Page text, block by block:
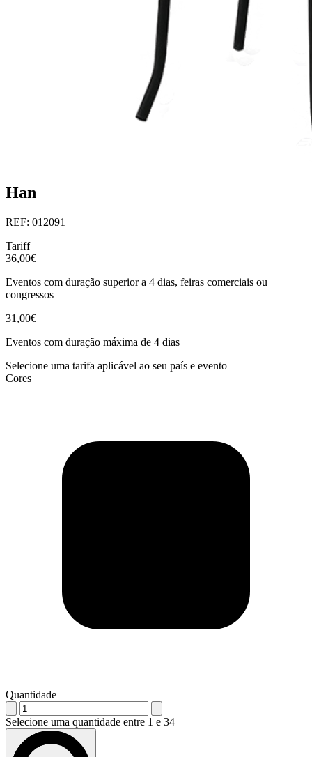
Han
REF: 012091
Tariff
36,00€
Eventos com duração superior a 4 dias, feiras comerciais ou
congressos
31,00€
Eventos com duração máxima de 4 dias
Selecione uma tarifa aplicável ao seu país e evento
Cores
Quantidade
Selecione uma quantidade entre 1 e 34